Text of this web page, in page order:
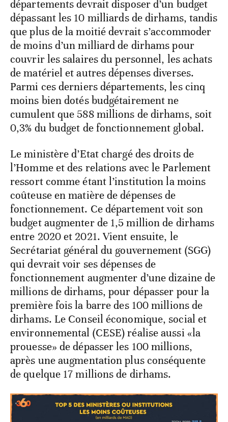
départements devrait disposer d’un budget
dépassant les 10 milliards de dirhams, tandis
que plus de la moitié devrait s’accommoder
de moins d’un milliard de dirhams pour
couvrir les salaires du personnel, les achats
de matériel et autres dépenses diverses.
Parmi ces derniers départements, les cinq
moins bien dotés budgétairement ne
cumulent que 588 millions de dirhams, soit
0,3% du budget de fonctionnement global.
Le ministère d’Etat chargé des droits de
l’Homme et des relations avec le Parlement
ressort comme étant l’institution la moins
coûteuse en matière de dépenses de
fonctionnement. Ce département voit son
budget augmenter de 1,5 million de dirhams
entre 2020 et 2021. Vient ensuite, le
Secrétariat général du gouvernement (SGG)
qui devrait voir ses dépenses de
fonctionnement augmenter d’une dizaine de
millions de dirhams, pour dépasser pour la
première fois la barre des 100 millions de
dirhams. Le Conseil économique, social et
environnemental (CESE) réalise aussi «la
prouesse» de dépasser les 100 millions,
après une augmentation plus conséquente
de quelque 17 millions de dirhams.